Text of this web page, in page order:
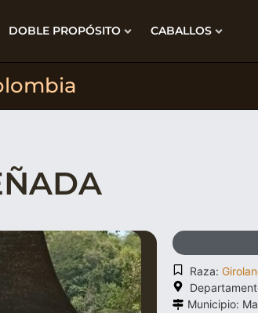
DOBLE PROPÓSITO CABALLOS
Raza:
Municipio: